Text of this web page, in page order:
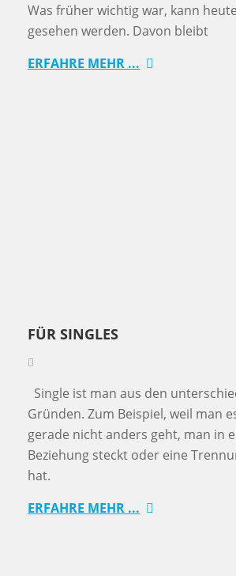
Was früher wichtig war, kann
gesehen werden. Davon bleibt
ERFAHRE MEHR ...
FÜR SINGLES
Single ist man aus den
Gründen. Zum Beispiel, weil man
gerade nicht anders geht, man in
Beziehung steckt oder eine
hat.
ERFAHRE MEHR ...